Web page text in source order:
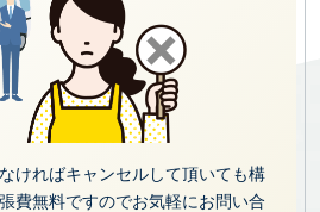
ければキャンセルして頂いても構
費無料ですのでお気軽にお問い合